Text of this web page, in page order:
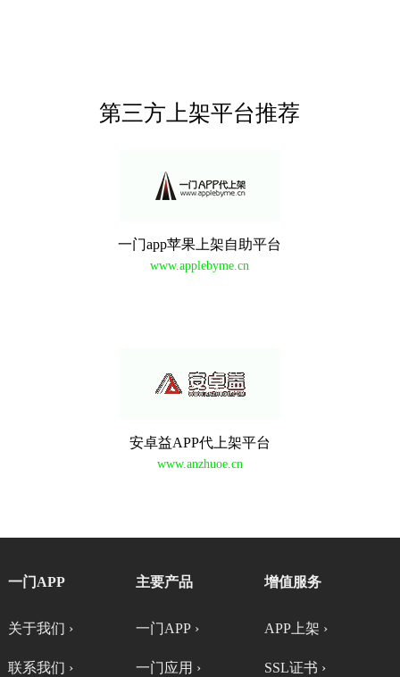
第三方上架平台推荐
一门app苹果上架自助平台
www.applebyme.cn
安卓益APP代上架平台
www.anzhuoe.cn
一门APP
关于我们 ›
联系我们 ›
主要产品
一门APP ›
一门应用 ›
增值服务
APP上架 ›
SSL证书 ›